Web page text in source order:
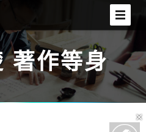
著作等身
×